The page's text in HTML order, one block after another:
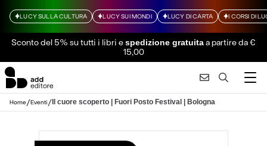
LUCY SULLA CULTURA LUCY SUI MONDI LUCY DI CARTA I CORSI DI
Sconto del 5% su tutti i libri espedizione gratuitaa partire da €
15,00
Home/Eventi/ Il cuore scoperto | Fuori Posto Festival | Bologna